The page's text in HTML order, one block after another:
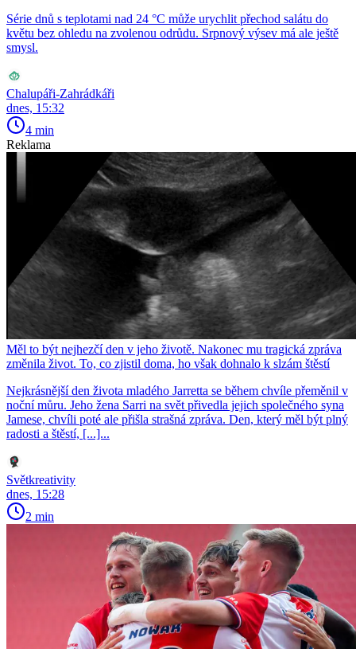
Série dnů s teplotami nad 24 °C může urychlit přechod salátu do
květu bez ohledu na zvolenou odrůdu. Srpnový výsev má ale ještě
smysl.
Chalupáři-Zahrádkáři
dnes, 15:32
4 min
Reklama
Měl to být nejhezčí den v jeho životě. Nakonec mu tragická zpráva
změnila život. To, co zjistil doma, ho však dohnalo k slzám štěstí
Nejkrásnější den života mladého Jarretta se během chvíle přeměnil v
noční můru. Jeho žena Sarri na svět přivedla jejich společného syna
Jamese, chvíli poté ale přišla strašná zpráva. Den, který měl být plný
radosti a štěstí, [...]...
Světkreativity
dnes, 15:28
2 min